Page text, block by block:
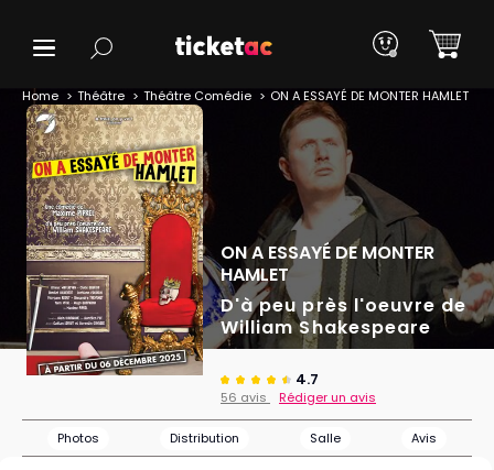
Home Théâtre Théâtre Comédie ON A ESSAYÉ DE MONTER HAMLET
ON A ESSAYÉ DE MONTER
HAMLET
D'à peu près l'oeuvre de
William Shakespeare
4.7
56 avis Rédiger un avis
Photos Distribution Salle Avis